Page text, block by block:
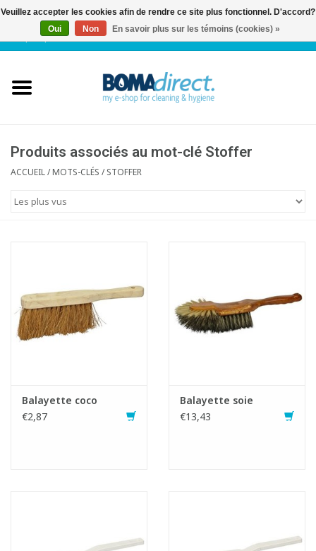
FR| 0 Articles
Service client
Produits associés au mot-clé Stoffer
ACCUEIL/MOTS-CLÉS /STOFFER
Balayette coco
€2,87
Balayette soie
€13,43
Veuillez accepter les cookies afin de rendre ce site plus fonctionnel. D'accord?
Oui
Non En savoir plus sur les témoins (cookies) »